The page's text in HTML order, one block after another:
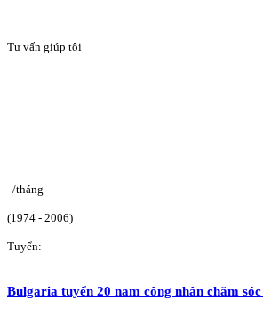
Tư vấn giúp tôi
/tháng
(1974 - 2006)
Tuyển:
Bulgaria tuyển 20 nam công nhân chăm